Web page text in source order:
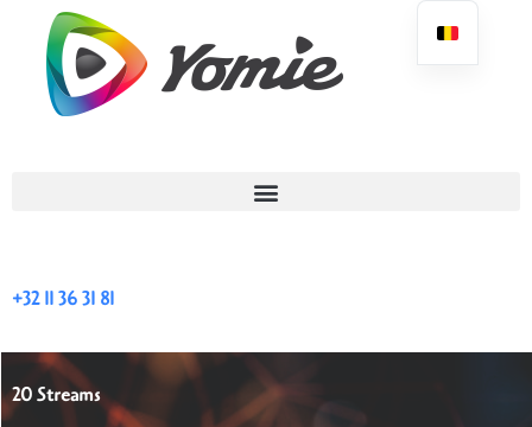
+32 11 36 31 81
20 Streams